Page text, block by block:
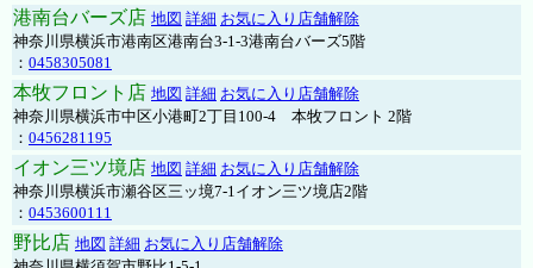
港南台バーズ店 地図 詳細 お気に入り店舗解除
神奈川県横浜市港南区港南台3-1-3港南台バーズ5階
： 0458305081
本牧フロント店 地図 詳細 お気に入り店舗解除
神奈川県横浜市中区小港町2丁目100-4 本牧フロント 2階
： 0456281195
イオン三ツ境店 地図 詳細 お気に入り店舗解除
神奈川県横浜市瀬谷区三ッ境7-1イオン三ツ境店2階
： 0453600111
野比店 地図 詳細 お気に入り店舗解除